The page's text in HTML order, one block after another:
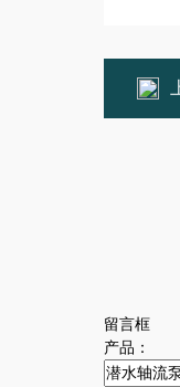
留言框
产品：